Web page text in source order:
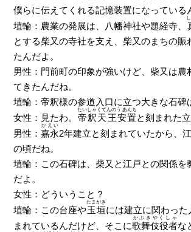
僕らに伝えてくれる記憶装置になっている
埴輪：農業の発展は、八幡神社や題経寺、
とする柴又の寺社を支え、柴又のまちの賑
たんだよ。
男性：門前町の印象が強いけど、柴又は農
てきたんだね。
埴輪：帝釈様の参道入口に立つ大きな石碑
女性：見たわ。 帝釈天王安置
たいしゃくてんのう あんち
と刻まれた
男性：嘉永
かえい
2年建立と刻まれていたから、
の頃だね。
埴輪：この石碑は、柴又と江戸との関係を
だよ。
女性：どういうこと？
埴輪：この台座や玉垣
たまがき
には建立に関わった
まれているんだけど、そこに歌舞伎役者
かぶきやくしゃ
な